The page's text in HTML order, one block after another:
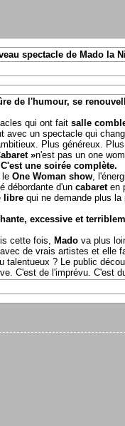
spectacle de Mado la
de l'humour, se
qui ont fait salle
avec un spectacle qui
Plus généreux.
»n'est pas un one
C'est une soirée complète.
le One Woman show,
débordante d'un cabaret en
librequi ne demande plus la
excessive et
cette fois, Mado va plus
de vrais artistes et elle
talentueux ? Le public
C'est de l'imprévu. C'est